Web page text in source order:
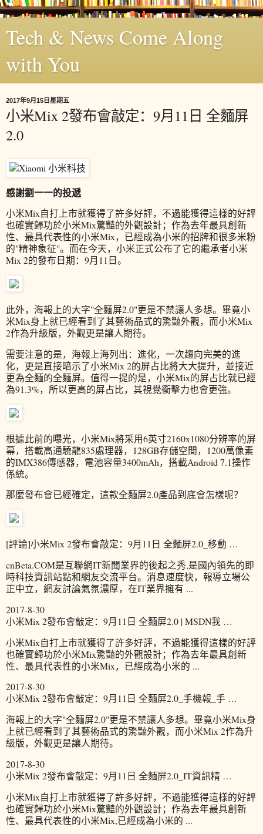
Tech & News Come Along
with You
2017年9月15日星期五
小米Mix 2發布會敲定：9月11日 全麵屏
2.0
感謝劉一一的投遞
小米Mix自打上市就獲得了許多好評，不過能獲得這樣的好評
也確實歸功於小米Mix驚豔的外觀設計；作為去年最具創新
性、最具代表性的小米Mix，已經成為小米的招牌和很多米粉
的"精神象征"。而在今天，小米正式公布了它的繼承者小米
Mix 2的發布日期：9月11日。
此外，海報上的大字"全麵屏2.0"更是不禁讓人多想。畢竟小
米Mix身上就已經看到了其藝術品式的驚豔外觀，而小米Mix
2作為升級版，外觀更是讓人期待。
需要注意的是，海報上海列出：進化，一次趨向完美的進
化，更是直接暗示了小米Mix 2的屏占比將大大提升，並接近
更為全麵的全麵屏。值得一提的是，小米Mix的屏占比就已經
為91.3%，所以更高的屏占比，其視覺衝擊力也會更強。
根據此前的曝光，小米Mix將采用6英寸2160x1080分辨率的屏
幕，搭載高通驍龍835處理器，128GB存儲空間，1200萬像素
的IMX386傳感器，電池容量3400mAh，搭載Android 7.1操作
係統。
那麼發布會已經確定，這款全麵屏2.0產品到底會怎樣呢？
[評論]小米Mix 2發布會敲定：9月11日 全麵屏2.0_移動 …
cnBeta.COM是互聯網IT新聞業界的後起之秀,是國內領先的即
時科技資訊站點和網友交流平台。消息速度快，報導立場公
正中立，網友討論氣氛濃厚，在IT業界擁有 ...
2017-8-30
小米Mix 2發布會敲定：9月11日 全麵屏2.0 | MSDN我 …
小米Mix自打上市就獲得了許多好評，不過能獲得這樣的好評
也確實歸功於小米Mix驚豔的外觀設計；作為去年最具創新
性、最具代表性的小米Mix，已經成為小米的 ...
2017-8-30
小米Mix 2發布會敲定：9月11日 全麵屏2.0_手機報_手 …
海報上的大字"全麵屏2.0"更是不禁讓人多想。畢竟小米Mix身
上就已經看到了其藝術品式的驚豔外觀，而小米Mix 2作為升
級版，外觀更是讓人期待。
2017-8-30
小米Mix 2發布會敲定：9月11日 全麵屏2.0_IT資訊精 …
小米Mix自打上市就獲得了許多好評，不過能獲得這樣的好評
也確實歸功於小米Mix驚豔的外觀設計；作為去年最具創新
性、最具代表性的小米Mix,已經成為小米的 ...